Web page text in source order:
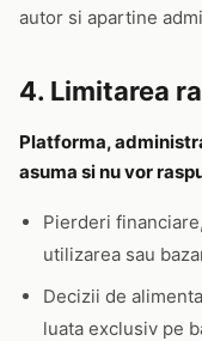
autor si apartine
4. Limitarea
Platforma,
asuma si nu vor
Pierderi
utilizarea sau
Decizii de
luata exclusiv pe